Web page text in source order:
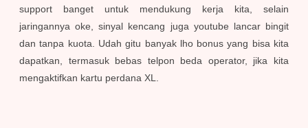
support banget untuk mendukung kerja kita, selain
jaringannya oke, sinyal kencang juga youtube lancar bingit
dan tanpa kuota. Udah gitu banyak lho bonus yang bisa kita
dapatkan, termasuk bebas telpon beda operator, jika kita
mengaktifkan kartu perdana XL.